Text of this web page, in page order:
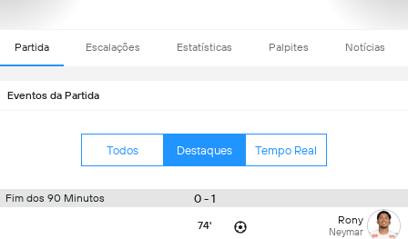
Partida Escalações Estatísticas Palpites Notícias
Eventos da Partida
Todos Destaques Tempo Real
Fim dos 90 Minutos 0 - 1
74' Rony
Neymar